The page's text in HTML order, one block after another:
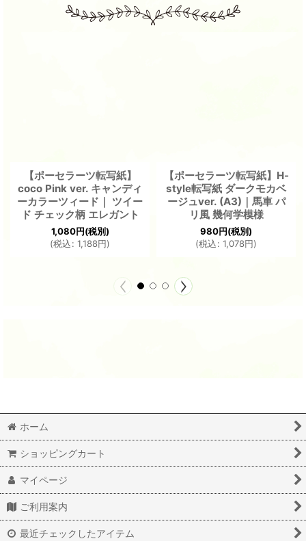
【ポーセラーツ転写紙】
coco Pink ver. キャンディ
ーカラーツィード｜ ツイー
ド チェック柄 エレガント
1,080円(税別)
(税込: 1,188円)
【ポーセラーツ転写紙】H-
style転写紙 ダークモカベ
ージュver. (A3)｜馬車 パ
リ風 幾何学模様
980円(税別)
(税込: 1,078円)
ホーム
ショッピングカート
マイページ
ご利用案内
最近チェックしたアイテム